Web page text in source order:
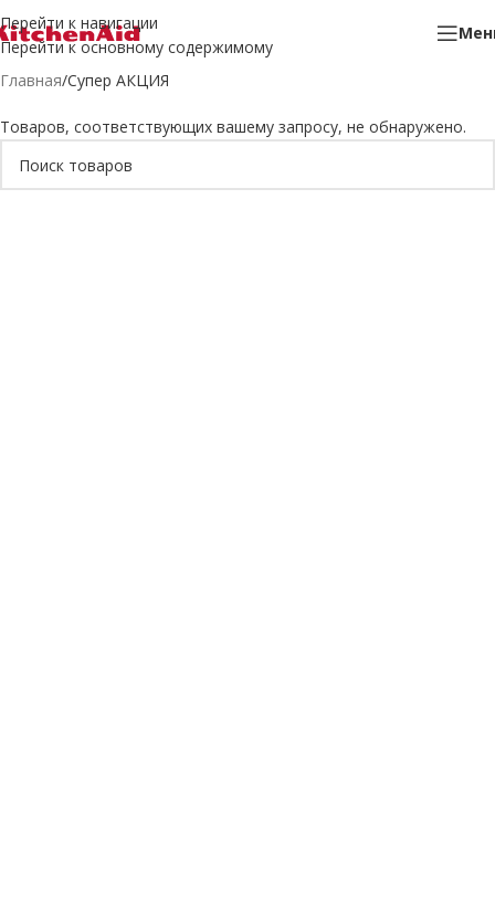
Перейти к навигации
Перейти к основному содержимому
Главная Супер АКЦИЯ
Товаров, соответствующих вашему запросу, не обнаружено.